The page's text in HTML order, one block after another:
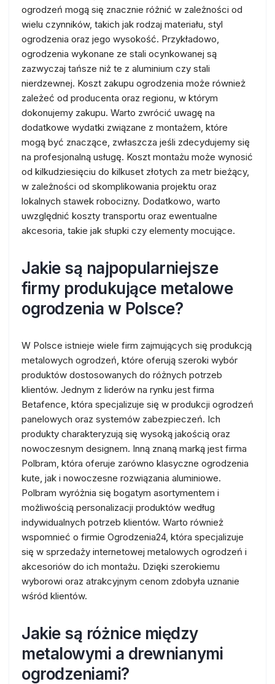
ogrodzeń mogą się znacznie różnić w zależności od
wielu czynników, takich jak rodzaj materiału, styl
ogrodzenia oraz jego wysokość. Przykładowo,
ogrodzenia wykonane ze stali ocynkowanej są
zazwyczaj tańsze niż te z aluminium czy stali
nierdzewnej. Koszt zakupu ogrodzenia może również
zależeć od producenta oraz regionu, w którym
dokonujemy zakupu. Warto zwrócić uwagę na
dodatkowe wydatki związane z montażem, które
mogą być znaczące, zwłaszcza jeśli zdecydujemy się
na profesjonalną usługę. Koszt montażu może wynosić
od kilkudziesięciu do kilkuset złotych za metr bieżący,
w zależności od skomplikowania projektu oraz
lokalnych stawek robocizny. Dodatkowo, warto
uwzględnić koszty transportu oraz ewentualne
akcesoria, takie jak słupki czy elementy mocujące.
Jakie są najpopularniejsze
firmy produkujące metalowe
ogrodzenia w Polsce?
W Polsce istnieje wiele firm zajmujących się produkcją
metalowych ogrodzeń, które oferują szeroki wybór
produktów dostosowanych do różnych potrzeb
klientów. Jednym z liderów na rynku jest firma
Betafence, która specjalizuje się w produkcji ogrodzeń
panelowych oraz systemów zabezpieczeń. Ich
produkty charakteryzują się wysoką jakością oraz
nowoczesnym designem. Inną znaną marką jest firma
Polbram, która oferuje zarówno klasyczne ogrodzenia
kute, jak i nowoczesne rozwiązania aluminiowe.
Polbram wyróżnia się bogatym asortymentem i
możliwością personalizacji produktów według
indywidualnych potrzeb klientów. Warto również
wspomnieć o firmie Ogrodzenia24, która specjalizuje
się w sprzedaży internetowej metalowych ogrodzeń i
akcesoriów do ich montażu. Dzięki szerokiemu
wyborowi oraz atrakcyjnym cenom zdobyła uznanie
wśród klientów.
Jakie są różnice między
metalowymi a drewnianymi
ogrodzeniami?